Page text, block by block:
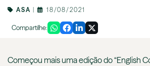
ASA 18/08/2021
Compartilhe:
Começou mais uma edição do “English